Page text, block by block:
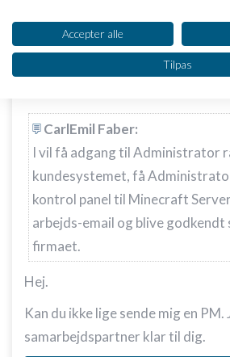
CarlEmil Faber:
I vil få adgang til Administrator
kundesystemet, få
kontrol panel til Minecraft
arbejds-email og blive godkendt
firmaet.
Hej.
Kan du ikke lige sende mig en PM.
samarbejdspartner klar til dig.
Se partnerliste (2 IAB-leverandører)
Vi bruger dine data til følgende formål:
IAB's behandlingsformål:
enhed
Bruge begrænsede oplysninger til at
annoncering
Oprette profiler til tilpasset
Bruge profiler til at vælge tilpasset
annoncering
Bruge profiler til at vælge tilpasset
Måle annonceringseffektivitet
Accepter alle
Tilpas